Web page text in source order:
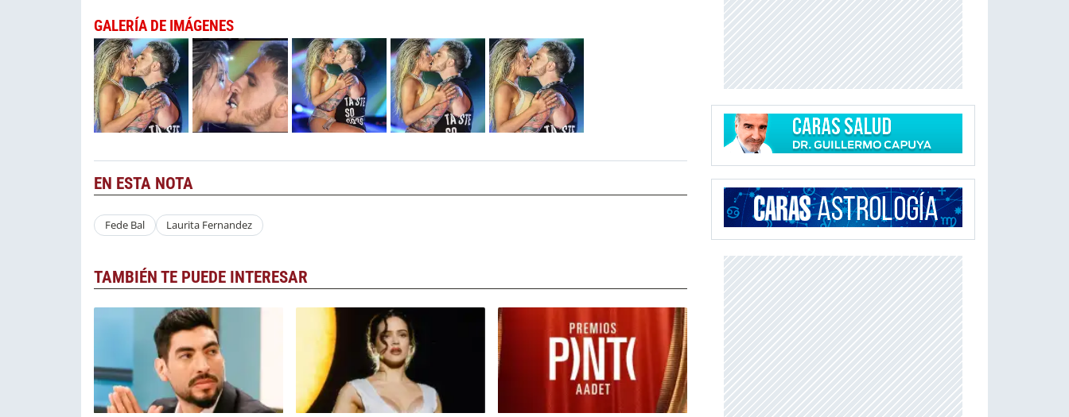
GALERÍA DE IMÁGENES
EN ESTA NOTA
Fede Bal Laurita Fernandez
TAMBIÉN TE PUEDE INTERESAR